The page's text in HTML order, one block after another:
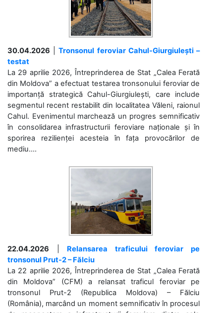
30.04.2026 |Tronsonul feroviar Cahul-Giurgiulești –
testat
La 29 aprilie 2026, Întreprinderea de Stat „Calea Ferată
din Moldova” a efectuat testarea tronsonului feroviar de
importanță strategică Cahul-Giurgiulești, care include
segmentul recent restabilit din localitatea Văleni, raionul
Cahul. Evenimentul marchează un progres semnificativ
în consolidarea infrastructurii feroviare naționale și în
sporirea rezilienței acesteia în fața provocărilor de
mediu....
22.04.2026
Relansarea traficului feroviar pe
tronsonul Prut-2 – Fălciu
La 22 aprilie 2026, Întreprinderea de Stat „Calea Ferată
din Moldova” (CFM) a relansat traficul feroviar pe
tronsonul Prut-2 (Republica Moldova) – Fălciu
(România), marcând un moment semnificativ în procesul